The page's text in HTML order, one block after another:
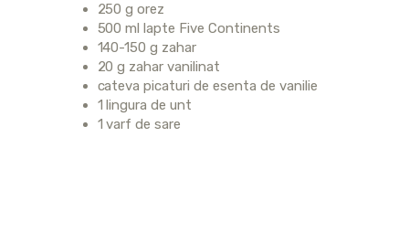
250 g orez
500 ml lapte Five Continents
140-150 g zahar
20 g zahar vanilinat
cateva picaturi de esenta de vanilie
1 lingura de unt
1 varf de sare